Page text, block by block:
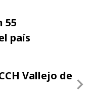
55
país
Vallejo de